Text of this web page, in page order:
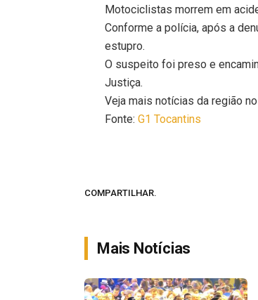
Motociclistas morrem em
Conforme a polícia, após a
estupro.
O suspeito foi preso e
Justiça.
Veja mais notícias da região
Fonte:G1 Tocantins
COMPARTILHAR.
Mais Notícias